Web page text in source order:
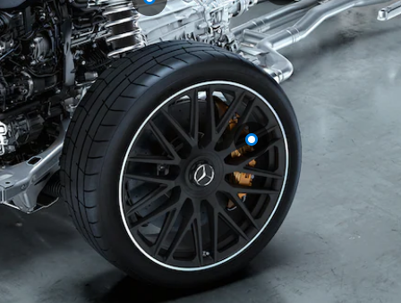
All
Stationwagon
CLA
Shooting
Brake
New電気
CLA
Shooting
Brake
New
C-Class
Stationwagon
C-Class All-
Terrain
E-Class
Stationwagon
E-Class All-
Terrain